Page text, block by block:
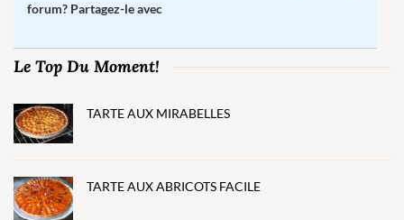
forum? Partagez-le avec
Le Top Du Moment!
TARTE AUX MIRABELLES
TARTE AUX ABRICOTS FACILE